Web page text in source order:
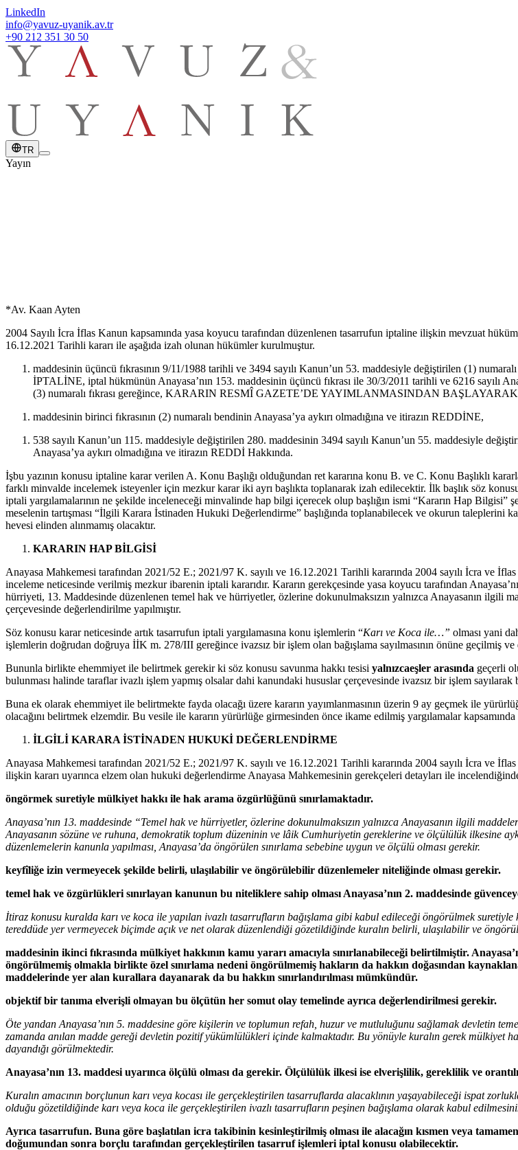
LinkedIn
info@yavuz-uyanik.av.tr
+90 212 351 30 50
TR
Yayın
*Av. Kaan Ayten
2004 Sayılı İcra İflas Kanun kapsamında yasa koyucu tarafından düzenlenen tasarrufun iptaline ilişkin mevzuat
16.12.2021 Tarihli kararı ile aşağıda izah olunan hükümler kurulmuştur.
maddesinin üçüncü fıkrasının 9/11/1988 tarihli ve 3494 sayılı Kanun’un 53. maddesiyle değiştirilen (1)
İPTALİNE, iptal hükmünün Anayasa’nın 153. maddesinin üçüncü fıkrası ile 30/3/2011 tarihli ve 6216 sayılı
(3) numaralı fıkrası gereğince, KARARIN RESMÎ GAZETE’DE YAYIMLANMASINDAN
maddesinin birinci fıkrasının (2) numaralı bendinin Anayasa’ya aykırı olmadığına ve itirazın REDDİNE,
538 sayılı Kanun’un 115. maddesiyle değiştirilen 280. maddesinin 3494 sayılı Kanun’un 55. maddesiyle
Anayasa’ya aykırı olmadığına ve itirazın REDDİ Hakkında.
İşbu yazının konusu iptaline karar verilen A. Konu Başlığı olduğundan ret kararına konu B. ve C. Konu Başlıklı
farklı minvalde incelemek isteyenler için mezkur karar iki ayrı başlıkta toplanarak izah edilecektir. İlk başlık söz
iptali yargılamalarının ne şekilde inceleneceği minvalinde hap bilgi içerecek olup başlığın ismi “Kararın Hap
meselenin tartışması “İlgili Karara İstinaden Hukuki Değerlendirme” başlığında toplanabilecek ve okurun taleplerini
hevesi elinden alınmamış olacaktır.
KARARIN HAP BİLGİSİ
Anayasa Mahkemesi tarafından 2021/52 E.; 2021/97 K. sayılı ve 16.12.2021 Tarihli kararında 2004 sayılı İcra ve
inceleme neticesinde verilmiş mezkur ibarenin iptali kararıdır. Kararın gerekçesinde yasa koyucu tarafından
hürriyeti, 13. Maddesinde düzenlenen temel hak ve hürriyetler, özlerine dokunulmaksızın yalnızca Anayasanın ilgili
çerçevesinde değerlendirilme yapılmıştır.
Söz konusu karar neticesinde artık tasarrufun iptali yargılamasına konu işlemlerin “Karı ve Koca ile…” olması yani
işlemlerin doğrudan doğruya İİK m. 278/III gereğince ivazsız bir işlem olan bağışlama sayılmasının önüne geçilmiş
Bununla birlikte ehemmiyet ile belirtmek gerekir ki söz konusu savunma hakkı tesisi yalnızcaeşler arasında geçerli
bulunması halinde taraflar ivazlı işlem yapmış olsalar dahi kanundaki hususlar çerçevesinde ivazsız bir işlem sayılarak
Buna ek olarak ehemmiyet ile belirtmekte fayda olacağı üzere kararın yayımlanmasının üzerin 9 ay geçmek ile
olacağını belirtmek elzemdir. Bu vesile ile kararın yürürlüğe girmesinden önce ikame edilmiş yargılamalar
İLGİLİ KARARA İSTİNADEN HUKUKİ DEĞERLENDİRME
Anayasa Mahkemesi tarafından 2021/52 E.; 2021/97 K. sayılı ve 16.12.2021 Tarihli kararında 2004 sayılı İcra ve
ilişkin kararı uyarınca elzem olan hukuki değerlendirme Anayasa Mahkemesinin gerekçeleri detayları ile
öngörmek suretiyle mülkiyet hakkı ile hak arama özgürlüğünü sınırlamaktadır.
Anayasa’nın 13. maddesinde “Temel hak ve hürriyetler, özlerine dokunulmaksızın yalnızca Anayasanın ilgili
Anayasanın sözüne ve ruhuna, demokratik toplum düzeninin ve lâik Cumhuriyetin gereklerine ve ölçülülük ilkesine
düzenlemelerin kanunla yapılması, Anayasa’da öngörülen sınırlama sebebine uygun ve ölçülü olması gerekir.
keyfîliğe izin vermeyecek şekilde belirli, ulaşılabilir ve öngörülebilir düzenlemeler niteliğinde olması gerekir.
temel hak ve özgürlükleri sınırlayan kanunun bu niteliklere sahip olması Anayasa’nın 2. maddesinde
İtiraz konusu kuralda karı ve koca ile yapılan ivazlı tasarrufların bağışlama gibi kabul edileceği öngörülmek
tereddüde yer vermeyecek biçimde açık ve net olarak düzenlendiği gözetildiğinde kuralın belirli, ulaşılabilir ve
maddesinin ikinci fıkrasında mülkiyet hakkının kamu yararı amacıyla sınırlanabileceği belirtilmiştir.
öngörülmemiş olmakla birlikte özel sınırlama nedeni öngörülmemiş hakların da hakkın doğasından
maddelerinde yer alan kurallara dayanarak da bu hakkın sınırlandırılması mümkündür.
objektif bir tanıma elverişli olmayan bu ölçütün her somut olay temelinde ayrıca değerlendirilmesi gerekir.
Öte yandan Anayasa’nın 5. maddesine göre kişilerin ve toplumun refah, huzur ve mutluluğunu sağlamak devletin
zamanda anılan madde gereği devletin pozitif yükümlülükleri içinde kalmaktadır. Bu yönüyle kuralın gerek mülkiyet
dayandığı görülmektedir.
Anayasa’nın 13. maddesi uyarınca ölçülü olması da gerekir. Ölçülülük ilkesi ise elverişlilik, gereklilik ve
Kuralın amacının borçlunun karı veya kocası ile gerçekleştirilen tasarruflarda alacaklının yaşayabileceği ispat
olduğu gözetildiğinde karı veya koca ile gerçekleştirilen ivazlı tasarrufların peşinen bağışlama olarak kabul
Ayrıca tasarrufun. Buna göre başlatılan icra takibinin kesinleştirilmiş olması ile alacağın kısmen veya
doğumundan sonra borçlu tarafından gerçekleştirilen tasarruf işlemleri iptal konusu olabilecektir.